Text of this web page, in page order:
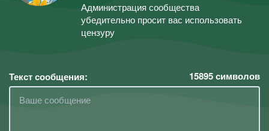
Администрация сообщества
убедительно просит вас использовать
цензуру
Текст сообщения: 15895символов